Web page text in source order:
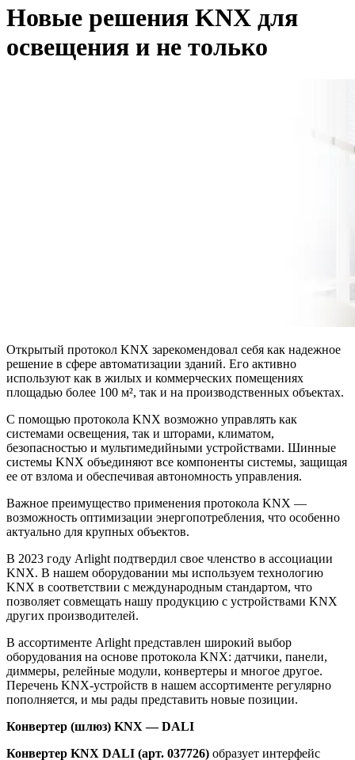
Новые решения KNX для
освещения и не только
Открытый протокол KNX зарекомендовал себя как надежное
решение в сфере автоматизации зданий. Его активно
используют как в жилых и коммерческих помещениях
площадью более 100 м², так и на производственных объектах.
С помощью протокола KNX возможно управлять как
системами освещения, так и шторами, климатом,
безопасностью и мультимедийными устройствами. Шинные
системы KNX объединяют все компоненты системы, защищая
ее от взлома и обеспечивая автономность управления.
Важное преимущество применения протокола KNX —
возможность оптимизации энергопотребления, что особенно
актуально для крупных объектов.
В 2023 году Arlight подтвердил свое членство в ассоциации
KNX. В нашем оборудовании мы используем технологию
KNX в соответствии с международным стандартом, что
позволяет совмещать нашу продукцию с устройствами KNX
других производителей.
В ассортименте Arlight представлен широкий выбор
оборудования на основе протокола KNX: датчики, панели,
диммеры, релейные модули, конвертеры и многое другое.
Перечень KNX-устройств в нашем ассортименте регулярно
пополняется, и мы рады представить новые позиции.
Конвертер (шлюз) KNX — DALI
Конвертер KNX DALI (арт. 037726) образует интерфейс